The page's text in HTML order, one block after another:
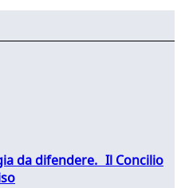
da difendere. Il Concilio